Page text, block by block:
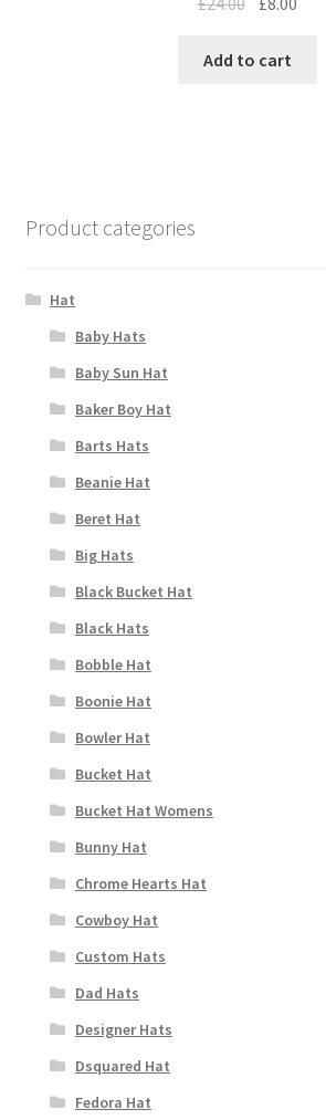
Add to cart
Product categories
Hat
Baby Hats
Baby Sun Hat
Baker Boy Hat
Barts Hats
Beanie Hat
Beret Hat
Big Hats
Black Bucket Hat
Black Hats
Bobble Hat
Boonie Hat
Bowler Hat
Bucket Hat
Bucket Hat Womens
Bunny Hat
Chrome Hearts Hat
Cowboy Hat
Custom Hats
Dad Hats
Designer Hats
Dsquared Hat
Fedora Hat